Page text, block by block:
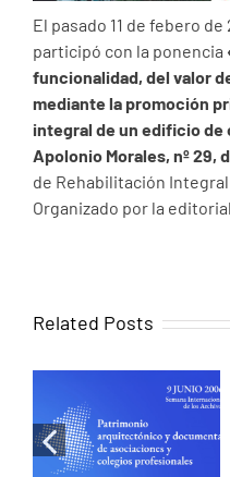
El pasado 11 de febero
participó con la ponencia
funcionalidad, del valor
mediante la promoción
integral de un edificio de
Apolonio Morales, nº 29,
de Rehabilitación Integral
Organizado por la
Related Posts
When memory
becomes
Historical
research as a